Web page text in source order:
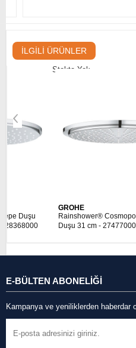
İLGILI ÜRÜNLER
Rainshower® Cosmopolitan Tepe
Duşu 31 cm - 27477000
E-BÜLTEN ABONELİĞİ
Kampanya ve yeniliklerden haberdar